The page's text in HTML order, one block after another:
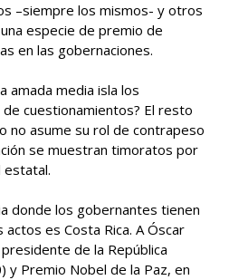
–siempre los mismos- y otros
especie de premio de
en las gobernaciones.
amada media isla los
cuestionamientos? El resto
no asume su rol de contrapeso
se muestran timoratos por
estatal.
donde los gobernantes tienen
es Costa Rica. A Óscar
de la República
Premio Nobel de la Paz, en